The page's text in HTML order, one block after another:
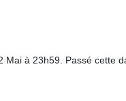
à 23h59. Passé cette